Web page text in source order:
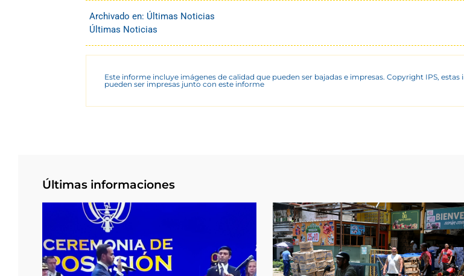
Archivado en: Últimas Noticias
Últimas Noticias
Este informe incluye imágenes de calidad que pueden ser bajadas e impresas. Copyright IPS, estas
pueden ser impresas junto con este informe
Últimas informaciones